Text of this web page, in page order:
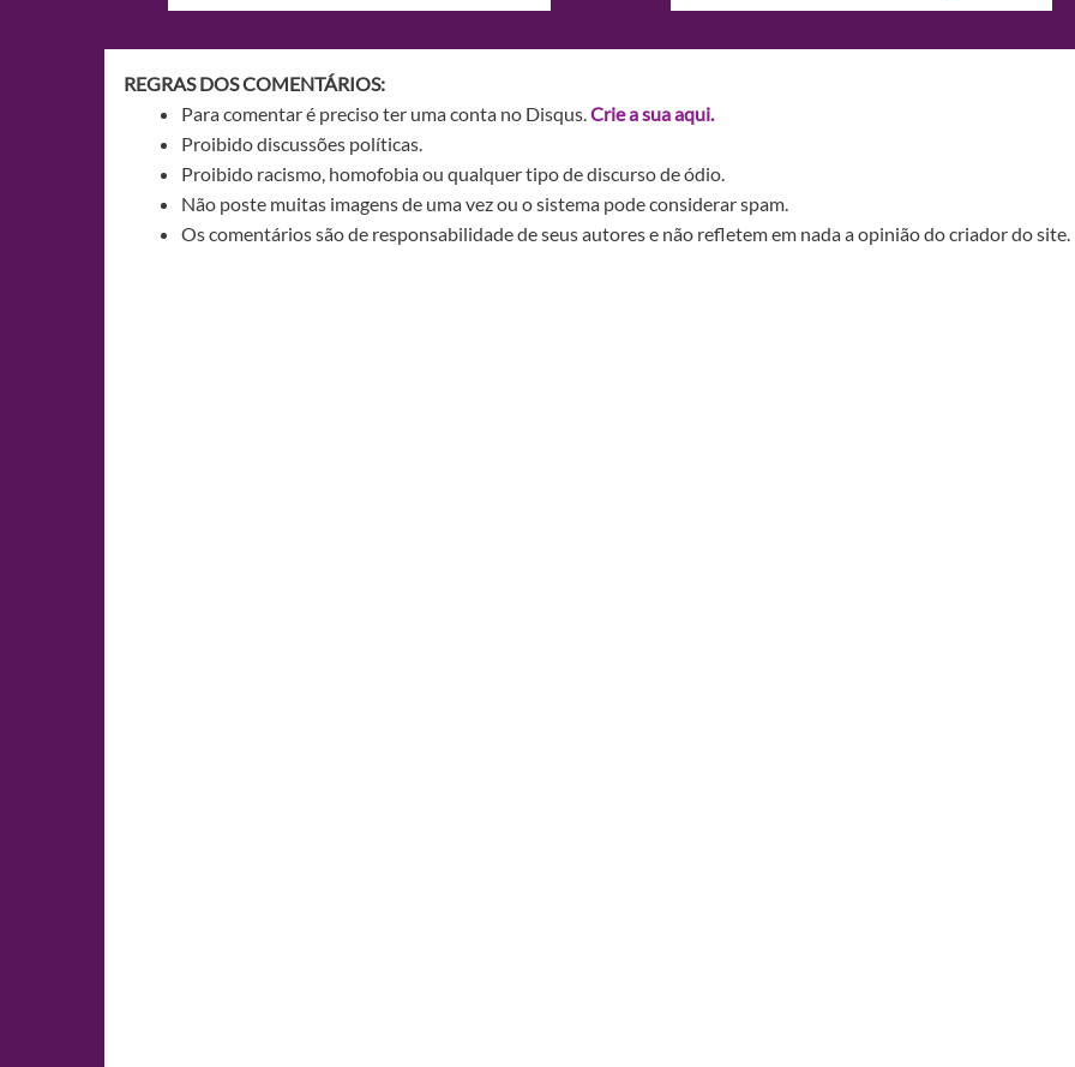
REGRAS DOS COMENTÁRIOS:
Para comentar é preciso ter uma conta no Disqus.Crie a sua aqui.
Proibido discussões políticas.
Proibido racismo, homofobia ou qualquer tipo de discurso de ódio.
Não poste muitas imagens de uma vez ou o sistema pode considerar spam.
Os comentários são de responsabilidade de seus autores e não refletem em nada a opinião do criador do site.